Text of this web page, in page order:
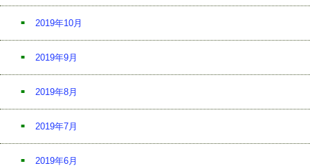
2019年10月
2019年9月
2019年8月
2019年7月
2019年6月